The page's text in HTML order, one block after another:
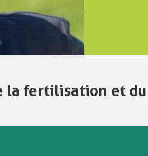
la fertilisation et